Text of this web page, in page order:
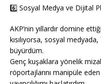
6️⃣ Sosyal Medya ve Dijital
AKP’nin yıllardır domine
kısılıyorsa, sosyal
büyürdüm.
Genç kuşaklara yönelik
röportajlarını manipüle